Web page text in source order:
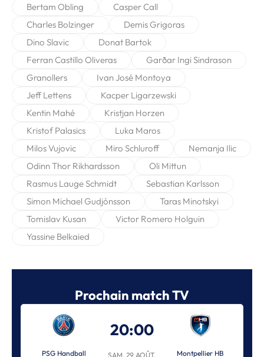
Bertam Obling
Casper Call
Charles Bolzinger
Demis Grigoras
Dino Slavic
Donat Bartok
Ferran Castillo Oliveras
Garðar Ingi Sindrason
Granollers
Ivan José Montoya
Jeff Lettens
Kacper Ligarzewski
Kentin Mahé
Kristjan Horzen
Kristof Palasics
Luka Maros
Milos Vujovic
Miro Schluroff
Nemanja Ilic
Odinn Thor Rikhardsson
Oli Mittun
Rasmus Lauge Schmidt
Sebastian Karlsson
Simon Michael Gudjónsson
Taras Minotskyi
Tomislav Kusan
Victor Romero Holguin
Yassine Belkaied
Prochain match TV
PSG Handball
20:00
SAM. 29 AOÛT. Montpellier HB